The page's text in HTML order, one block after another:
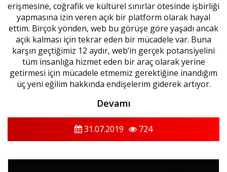
erişmesine, coğrafik ve kültürel sınırlar ötesinde işbirliği
yapmasına izin veren açık bir platform olarak hayal
ettim. Birçok yönden, web bu görüşe göre yaşadı ancak
açık kalması için tekrar eden bir mücadele var. Buna
karşın geçtiğimiz 12 aydır, web’in gerçek potansiyelini
tüm insanlığa hizmet eden bir araç olarak yerine
getirmesi için mücadele etmemiz gerektiğine inandığım
üç yeni eğilim hakkında endişelerim giderek artıyor.
Devamı
31.07.2019 724